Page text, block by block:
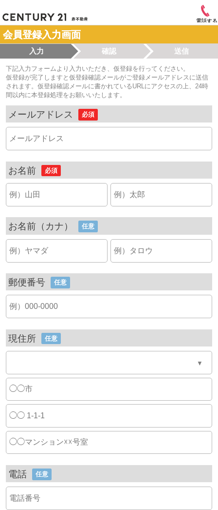
電話する
会員登録入力画面
入力 確認 送信
下記入力フォームより入力いただき、仮登録を行ってください。
仮登録が完了しますと仮登録確認メールがご登録メールアドレスに送信
されます。仮登録確認メールに書かれているURLにアクセスの上、24時
間以内に本登録処理をお願いいたします。
メールアドレス 必須
お名前 必須
お名前（カナ） 任意
郵便番号 任意
現住所 任意
▼
電話 任意